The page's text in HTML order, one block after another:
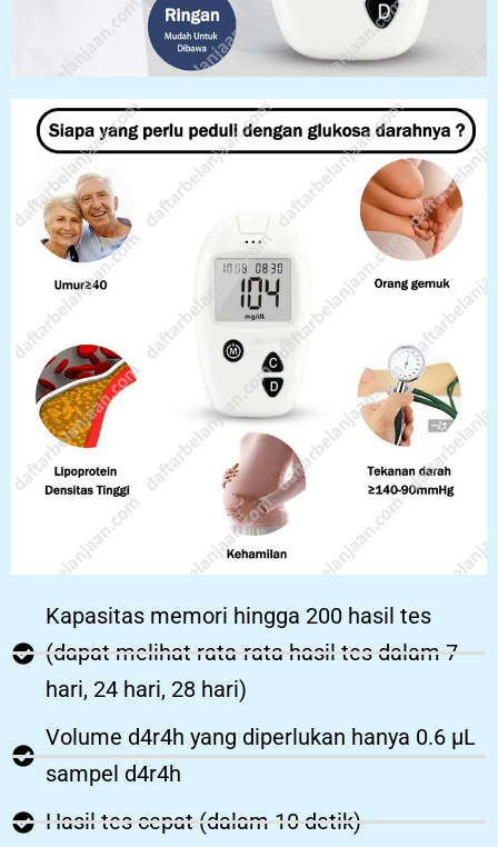
Kapasitas memori hingga 200 hasil tes
(dapat melihat rata-rata hasil tes dalam 7
hari, 24 hari, 28 hari)
Volume d4r4h yang diperlukan hanya 0.6 µL
sampel d4r4h
Hasil tes cepat (dalam 10 detik)